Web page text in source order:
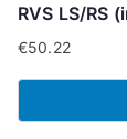
RVS LS/RS
€50.22